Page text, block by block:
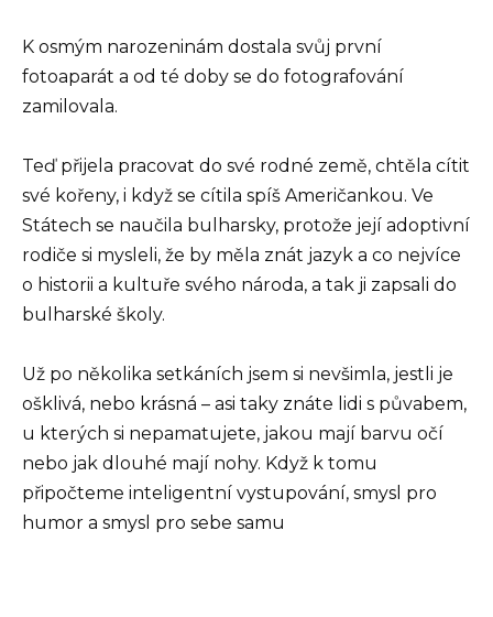
K osmým narozeninám dostala svůj první
fotoaparát a od té doby se do fotografování
zamilovala.
Teď přijela pracovat do své rodné země, chtěla cítit
své kořeny, i když se cítila spíš Američankou. Ve
Státech se naučila bulharsky, protože její adoptivní
rodiče si mysleli, že by měla znát jazyk a co nejvíce
o historii a kultuře svého národa, a tak ji zapsali do
bulharské školy.
Už po několika setkáních jsem si nevšimla, jestli je
ošklivá, nebo krásná – asi taky znáte lidi s půvabem,
u kterých si nepamatujete, jakou mají barvu očí
nebo jak dlouhé mají nohy. Když k tomu
připočteme inteligentní vystupování, smysl pro
humor a smysl pro sebe samu